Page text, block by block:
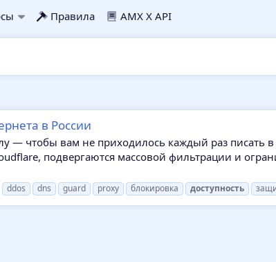
Правила AMX X API
в России
— чтобы вам не приходилось каждый раз писать
подвергаются массовой фильтрации и
ddos dns guard proxy блокировка доступность